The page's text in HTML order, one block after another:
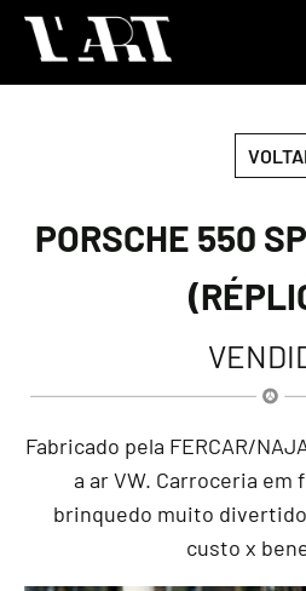
PORSCHE 550
Fabricado pela FERCAR/
a ar VW. Carroceria em
brinquedo muito
custo x